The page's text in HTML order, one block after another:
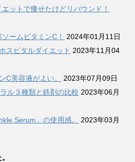
ットで痩せたけどリバウンド！
ームビタミンC！
2024年01月11日
スピタルダイエット 2023年11月04
C美容液がよい。
2023年07月09日
ル３種類と鉄剤の比較 2023年06月
Serum」の使用感。
2023年03月